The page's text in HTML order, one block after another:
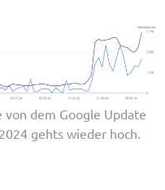
dem Google Update
gehts wieder hoch.